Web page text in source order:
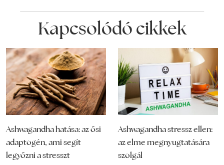
Kapcsolódó cikkek
Ashwagandha hatása: az ősi
adaptogén, ami segít
legyőzni a stresszt
Ashwagandha stressz ellen:
az elme megnyugtatására
szolgál